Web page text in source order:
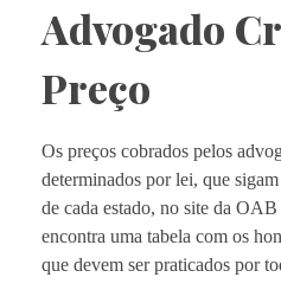
Advogado
Preço
Os preços cobrados pelos
determinados por lei, que sigam
de cada estado, no site da
encontra uma tabela com os
que devem ser praticados por